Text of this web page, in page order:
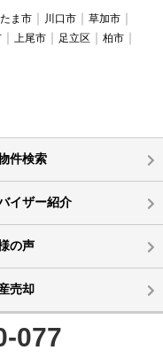
ま市 川口市
草加市
上尾市 足立区
柏市
件検索
イザー紹介
の声
売却
077